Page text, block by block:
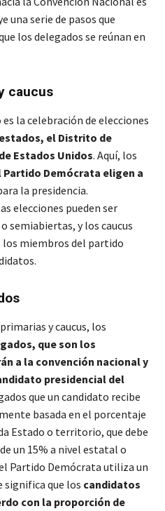
una serie de pasos que
los delegados se reúnan en
caucus
la celebración de elecciones
el Distrito de
Estados Unidos. Aquí, los
Demócrata eligen a
la presidencia.
elecciones pueden ser
semiabiertas, y los caucus
los miembros del partido
y caucus, los
que son los
a la convención nacional y
presidencial del
que un candidato recibe
basada en el porcentaje
Estado o territorio, que debe
un 15% a nivel estatal o
Partido Demócrata utiliza un
que los candidatos
con la proporción de